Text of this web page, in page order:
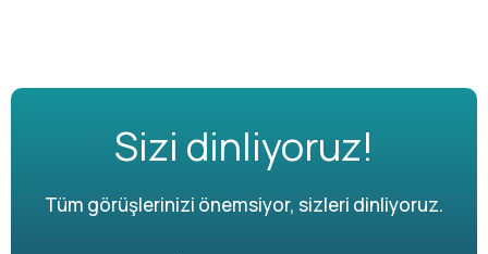
Sizi dinliyoruz!
Tüm görüşlerinizi önemsiyor, sizleri dinliyoruz.